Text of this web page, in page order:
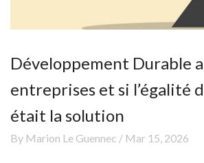
Développement Durable
entreprises et si l’égalité
était la solution
By Marion Le Guennec / Mar 15, 2026